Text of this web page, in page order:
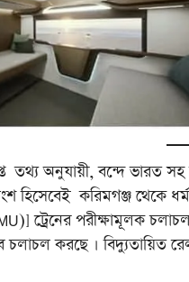
তথ্য অনুযায়ী, বন্দে ভারত
হিসেবেই করিমগঞ্জ থেকে
ট্রেনের পরীক্ষামূলক
চলাচল করছে । বিদ্যুতায়িত